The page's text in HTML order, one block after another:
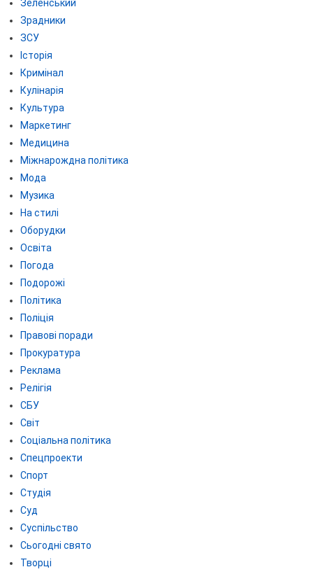
Зеленський
Зрадники
ЗСУ
Історія
Кримінал
Кулінарія
Культура
Маркетинг
Медицина
Міжнарождна політика
Мода
Музика
На стилі
Оборудки
Освіта
Погода
Подорожі
Політика
Поліція
Правові поради
Прокуратура
Реклама
Релігія
СБУ
Світ
Соціальна політика
Спецпроекти
Спорт
Студія
Суд
Суспільство
Сьогодні свято
Творці